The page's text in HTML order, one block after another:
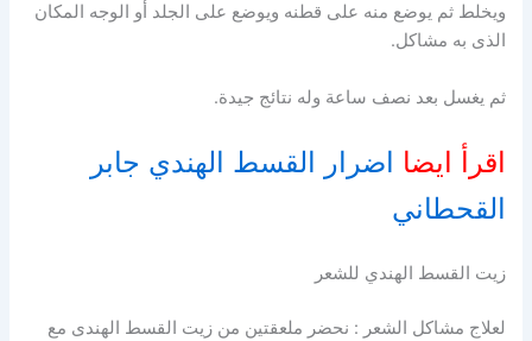
ويخلط ثم يوضع منه على قطنه ويوضع على الجلد أو الوجه المكان
الذى به مشاكل.
ثم يغسل بعد نصف ساعة وله نتائج جيدة.
اقرأ ايضا اضرار القسط الهندي جابر
القحطاني
زيت القسط الهندي للشعر
لعلاج مشاكل الشعر : نحضر ملعقتين من زيت القسط الهندى مع